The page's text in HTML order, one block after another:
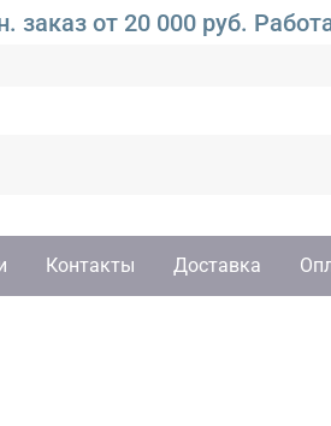
заказ от 20 000 руб.
Контакты Доставка